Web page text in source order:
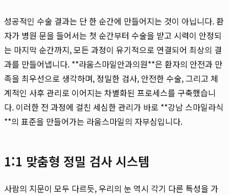
성공적인 수술 결과는 단 한 순간에 만들어지는 것이 아닙니다. 환
자가 병원 문을 들어서는 첫 순간부터 수술을 받고 시력이 안정되
는 마지막 순간까지, 모든 과정이 유기적으로 연결되어 최상의 결
과를 만들어냅니다. **라움스마일안과의원**은 환자의 안전과 만
족을 최우선으로 생각하며, 정밀한 검사, 안전한 수술, 그리고 체
계적인 사후 관리로 이어지는 차별화된 프로세스를 구축했습니
다. 이러한 전 과정에 걸친 세심한 관리가 바로 **강남 스마일라식
**의 표준을 만들어가는 라움스마일의 자부심입니다.
1:1 맞춤형 정밀 검사 시스템
사람의 지문이 모두 다르듯, 우리의 눈 역시 각기 다른 특성을 가